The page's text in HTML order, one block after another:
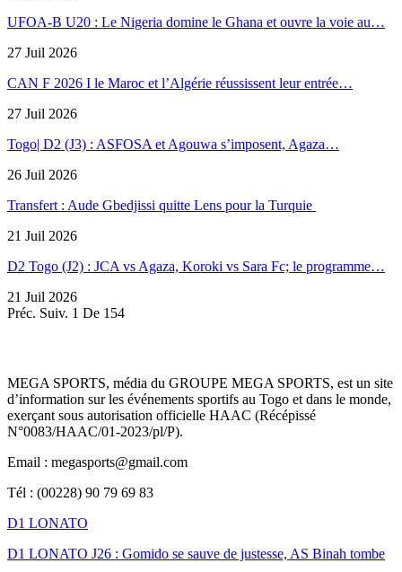
UFOA-B U20 : Le Nigeria domine le Ghana et ouvre la voie au…
27 Juil 2026
CAN F 2026 I le Maroc et l’Algérie réussissent leur entrée…
27 Juil 2026
Togo| D2 (J3) : ASFOSA et Agouwa s’imposent, Agaza…
26 Juil 2026
Transfert : Aude Gbedjissi quitte Lens pour la Turquie
21 Juil 2026
D2 Togo (J2) : JCA vs Agaza, Koroki vs Sara Fc; le programme…
21 Juil 2026
Préc. Suiv. 1 De 154
MEGA SPORTS, média du GROUPE MEGA SPORTS, est un site
d’information sur les événements sportifs au Togo et dans le monde,
exerçant sous autorisation officielle HAAC (Récépissé
N°0083/HAAC/01-2023/pl/P).
Email : megasports@gmail.com
Tél : (00228) 90 79 69 83
D1 LONATO
D1 LONATO J26 : Gomido se sauve de justesse, AS Binah tombe